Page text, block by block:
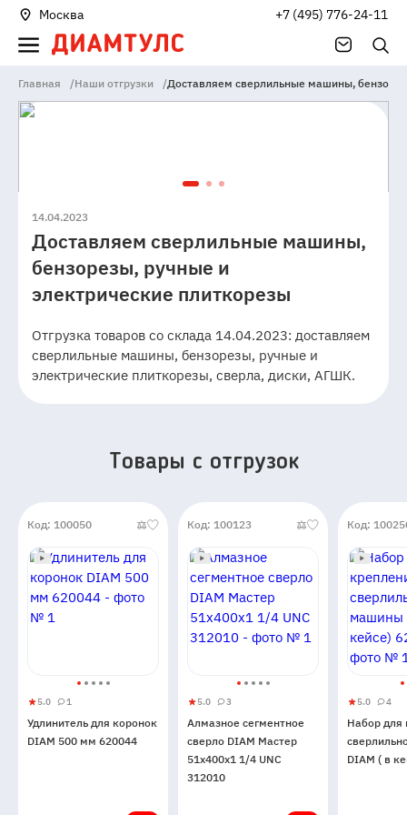
Москва +7 (495) 776-24-11
Главная /Наши отгрузки /Доставляем сверлильные машины,
14.04.2023
Доставляем сверлильные машины,
бензорезы, ручные и
электрические плиткорезы
Отгрузка товаров со склада 14.04.2023: доставляем
сверлильные машины, бензорезы, ручные и
электрические плиткорезы, сверла, диски, АГШК.
Товары c отгрузок
Код: 100050
Удлинитель
для
коронок
5.0
5
1 1
Удлинитель для коронок
DIAM 500 мм 620044
Код: 100123
Алмазное
сегментное
сверло
DIAM
5.0
5
3 3
Алмазное сегментное
сверло DIAM Мастер
51x400x1 1/4 UNC
312010
Код:
Набор
для
5.0
5
4 4
Набор для
DIAM ( в